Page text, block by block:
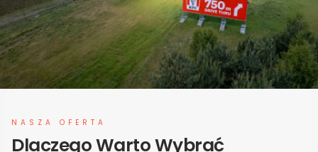
NASZA OFERTA
Dlaczego Warto Wybrać